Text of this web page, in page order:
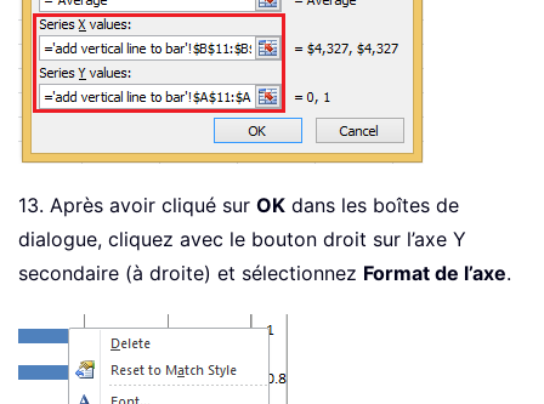
13. Après avoir cliqué sur OK dans les boîtes de
dialogue, cliquez avec le bouton droit sur l’axe Y
secondaire (à droite) et sélectionnez Format de l’axe.